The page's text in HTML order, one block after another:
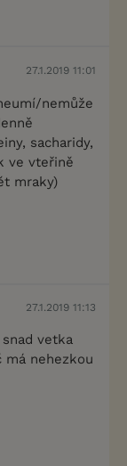
27.1.2019 11:01
nemůže
sacharidy,
ve vteřině
mraky)
27.1.2019 11:13
vetka
má nehezkou